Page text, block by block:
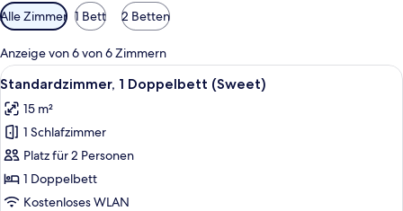
Verfügbare
Filter
für
Zimmer
Alle Zimmer 1 Bett 2 Betten
Anzeige von 6 von 6 Zimmern
Alle
Fotos
für
Standardzimmer,
1
Doppelbett
(Sweet)
Ein Hotelzimmer mit Bett,
9
Standardzimmer, 1 Doppelbett (Sweet)
15 m²
1 Schlafzimmer
Platz für 2 Personen
1 Doppelbett
Kostenloses WLAN